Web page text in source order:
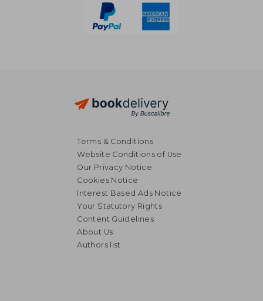
Terms & Conditions
Website Conditions of Use
Our Privacy Notice
Cookies Notice
Interest Based Ads Notice
Your Statutory Rights
Content Guidelines
About Us
Authors list